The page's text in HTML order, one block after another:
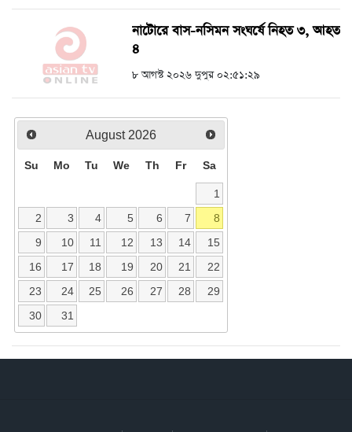
নাটোরে বাস-নসিমন সংঘর্ষে নিহত ৩, আহত
৪
৮ আগস্ট ২০২৬ দুপুর ০২:৫১:২৯
August 2026
Su Mo Tu We Th Fr Sa
1
2
3 4 5 6 7
8
9
10 11 12 13 14
15
16
17 18 19 20 21
22
23
24 25 26 27 28
29
30
31